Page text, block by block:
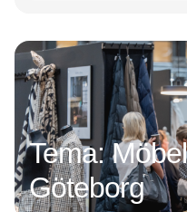
Tema:
Göteborg